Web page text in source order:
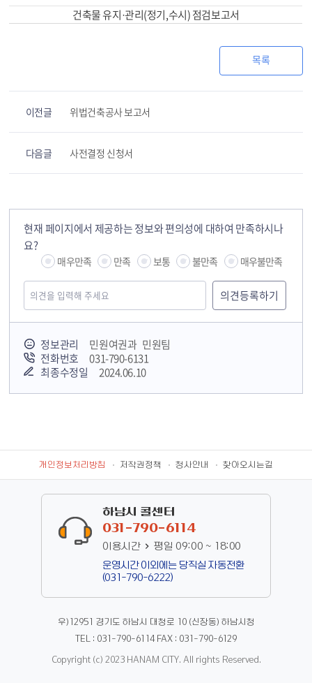
건축물 유지·관리(정기,수시) 점검보고서
목록
이전글 위법건축공사 보고서
다음글 사전결정 신청서
현재 페이지에서 제공하는 정보와 편의성에 대하여 만족하시나
요?
매우만족 만족 보통 불만족 매우불만족
정보관리
민원여권과 민원팀
전화번호
031-790-6131
최종수정일
2024.06.10
개인정보처리방침 저작권정책 청사안내 찾아오시는길
우)12951 경기도 하남시 대청로 10 (신장동) 하남시청
TEL : 031-790-6114 FAX : 031-790-6129
Copyright (c) 2023 HANAM CITY. All rights Reserved.
하남시 콜센터
031-790-6114
이용시간
평일 09:00 ~ 18:00
운영시간 이외에는 당직실 자동전환
(031-790-6222)